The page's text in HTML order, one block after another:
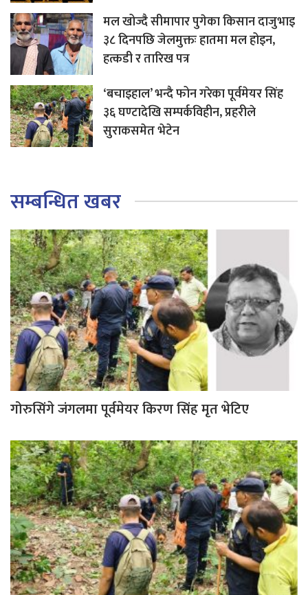
मल खोज्दै सीमापार पुगेका किसान दाजुभाइ
३८ दिनपछि जेलमुक्तः हातमा मल होइन,
हत्कडी र तारिख पत्र
‘बचाइहाल’ भन्दै फोन गरेका पूर्वमेयर सिंह
३६ घण्टादेखि सम्पर्कविहीन, प्रहरीले
सुराकसमेत भेटेन
सम्बन्धित खबर
गोरुसिंगे जंगलमा पूर्वमेयर किरण सिंह मृत भेटिए